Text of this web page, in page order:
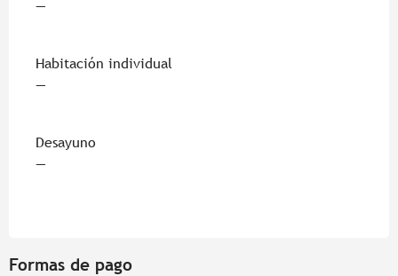
—
Habitación individual
—
Desayuno
—
Formas de pago